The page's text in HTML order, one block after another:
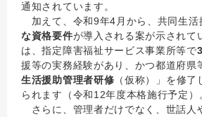
通知されています。
加えて、令和9年4月から、共同生活
な資格要件が導入される案が示されて
は、指定障害福祉サービス事業所等で
援等の実務経験があり、かつ都道府県
生活援助管理者研修 （仮称）」を修
られます（令和12年度本格施行予定）
さらに、管理者だけでなく、世話人